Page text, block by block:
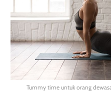
Tummy time untuk orang